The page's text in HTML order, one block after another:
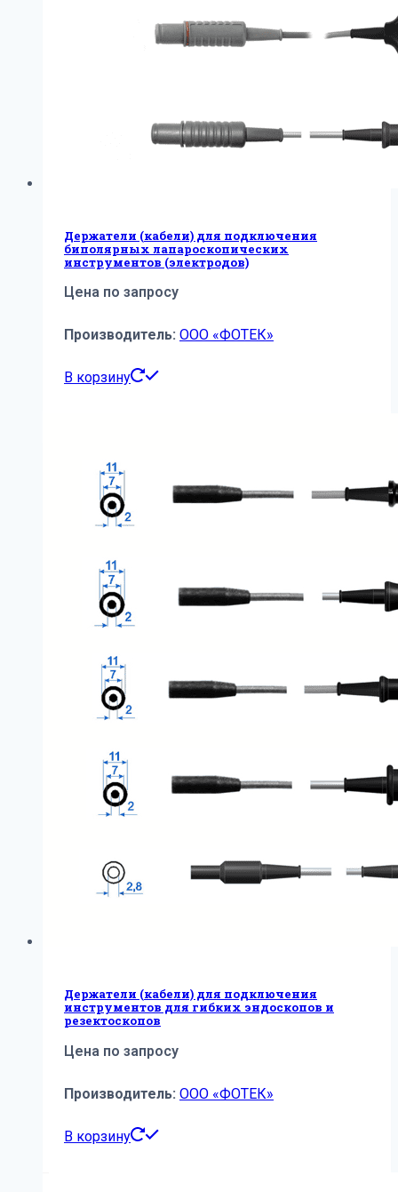
Держатели (кабели) для подключения
биполярных лапароскопических
инструментов (электродов)
Цена по запросу
Производитель: ООО «ФОТЕК»
В корзину
Держатели (кабели) для подключения
инструментов для гибких эндоскопов и
резектоскопов
Цена по запросу
Производитель: ООО «ФОТЕК»
В корзину